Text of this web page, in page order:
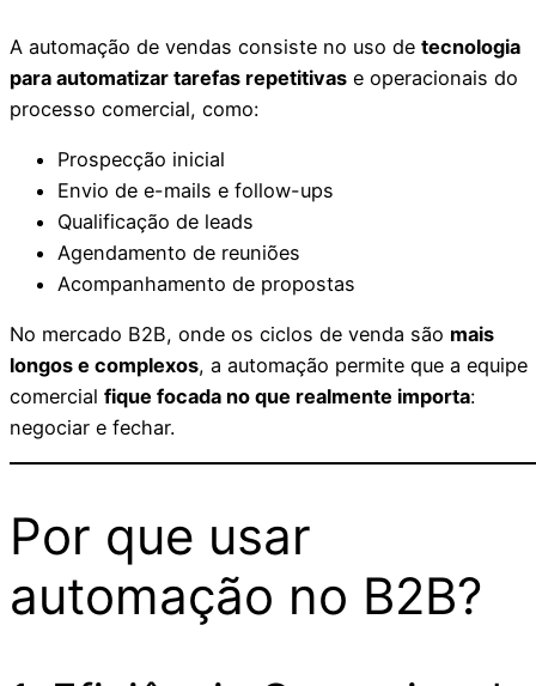
A automação de vendas consiste no uso de tecnologia
para automatizar tarefas repetitivas e operacionais do
processo comercial, como:
Prospecção inicial
Envio de e-mails e follow-ups
Qualificação de leads
Agendamento de reuniões
Acompanhamento de propostas
No mercado B2B, onde os ciclos de venda são mais
longos e complexos, a automação permite que a equipe
comercial fique focada no que realmente importa:
negociar e fechar.
Por que usar
automação no B2B?